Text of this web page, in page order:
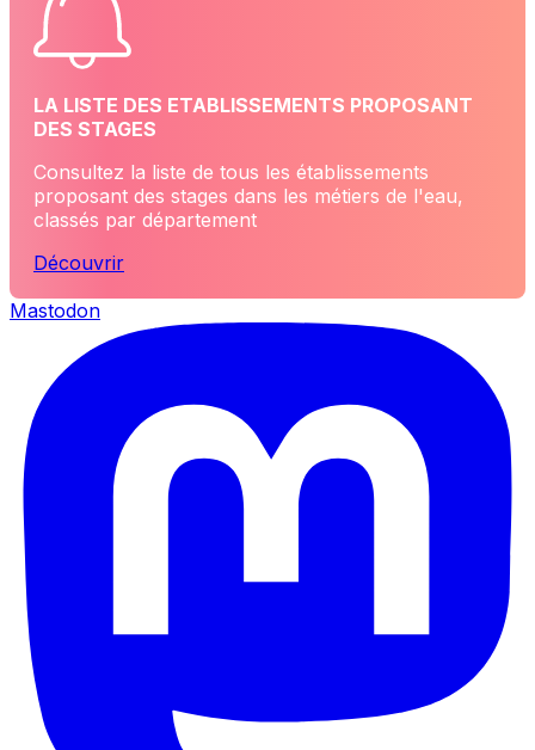
LA LISTE DES ETABLISSEMENTS PROPOSANT
DES STAGES
Consultez la liste de tous les établissements
proposant des stages dans les métiers de l'eau,
classés par département
Découvrir
Mastodon